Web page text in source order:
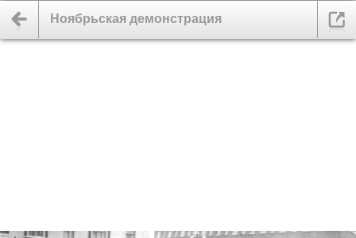
Ноябрьская демонстрация